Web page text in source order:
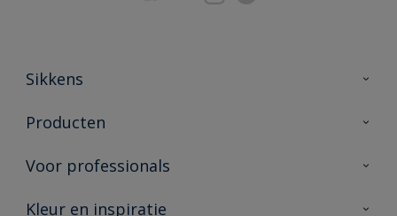
Sikkens
Over Sikkens
Duurzaamheid
Producten
Producten voor binnen
Vind je verkooppunt
Voor professionals
Advies & service
Kleur en inspiratie